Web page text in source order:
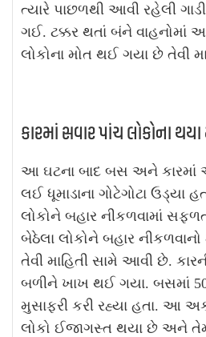
ત્યારે પાછળથી આવી રહેલી
ગઈ. ટક્કર થતાં બંને વાહનોમાં
લોકોના મોત થઈ ગયા છે તેવી
કારમાં સવાર પાંચ લોકોના
આ ઘટના બાદ બસ અને કારમાં
લઈ ધૂમાડાના ગોટેગોટા ઉડ્યા
લોકોને બહાર નીકળવામાં
બેઠેલા લોકોને બહાર
તેવી માહિતી સામે આવી છે.
બળીને ખાખ થઈ ગયા. બસમાં
મુસાફરી કરી રહ્યા હતા. આ
લોકો ઈજાગસ્ત થયા છે અને